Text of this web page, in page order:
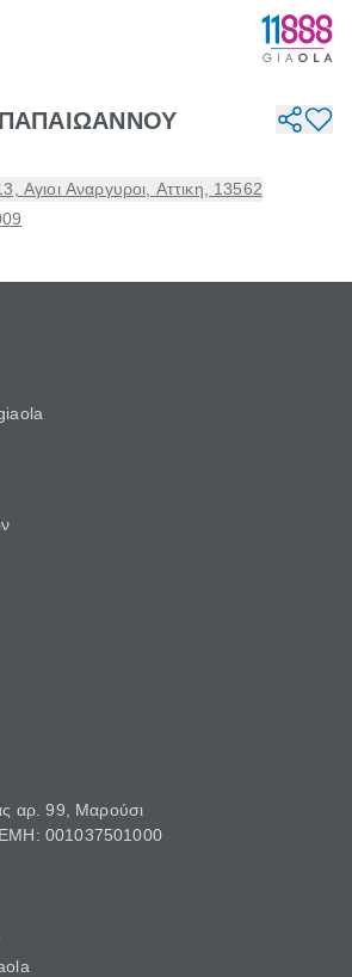
Αναργυροι, Αττικη, 13562
αρ. 99, Μαρούσι
001037501000